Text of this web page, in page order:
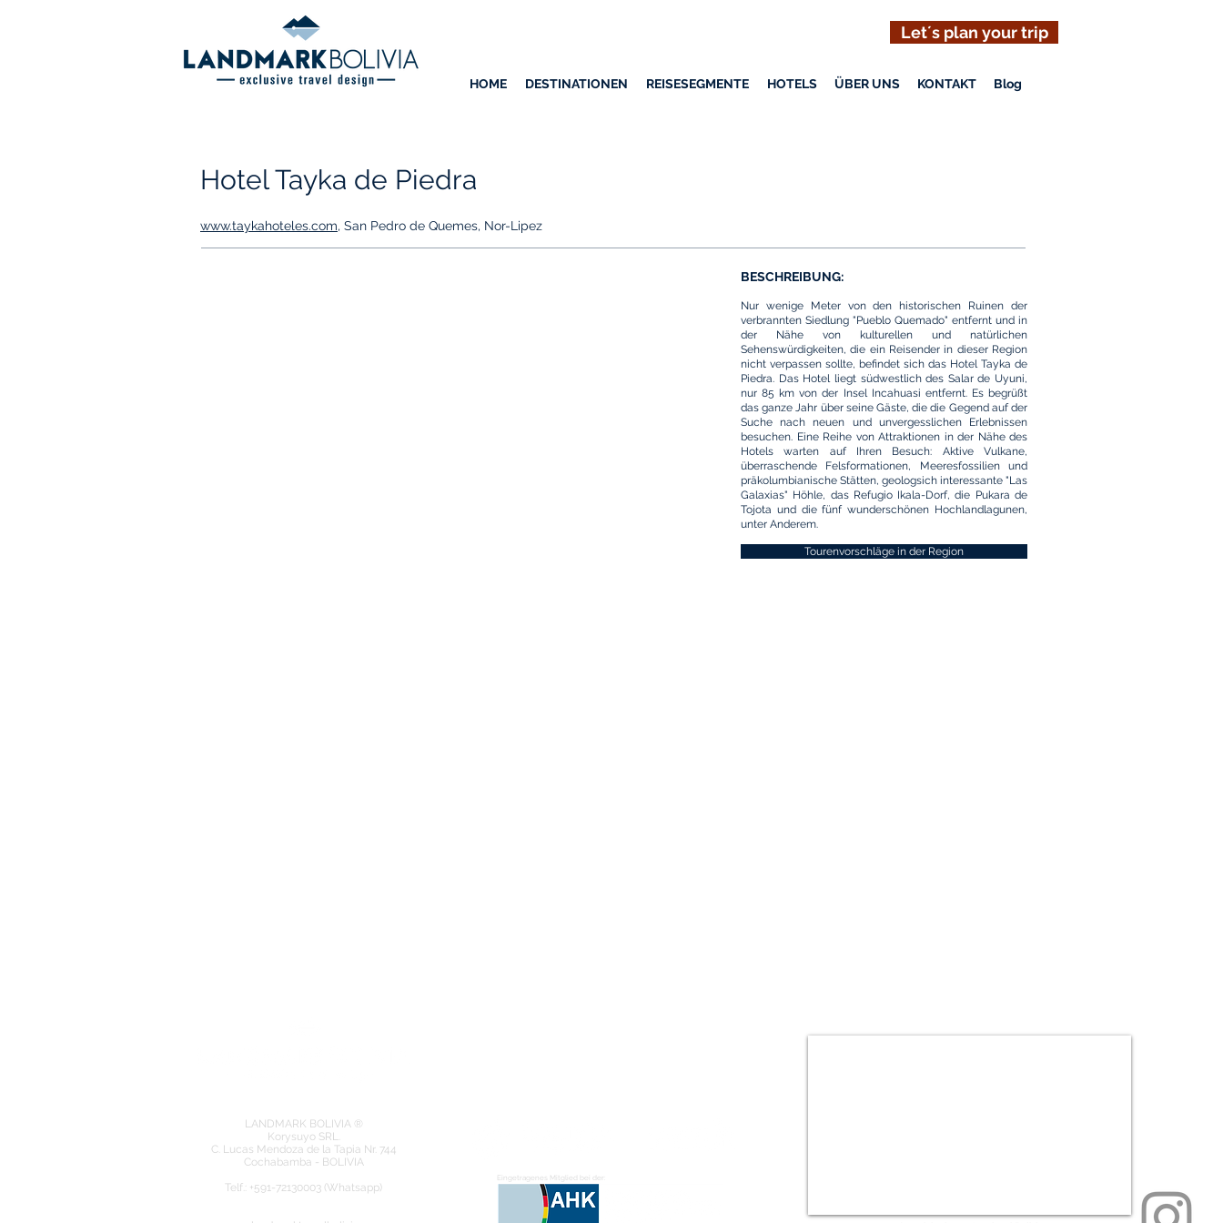
Let´s plan your trip
HOME DESTINATIONEN REISESEGMENTE HOTELS ÜBER UNS KONTAKT Blog
Hotel Tayka de Piedra
www.taykahoteles.com, San Pedro de Quemes, Nor-Lipez
BESCHREIBUNG:
Nur wenige Meter von den historischen Ruinen der
verbrannten Siedlung "Pueblo Quemado" entfernt und in
der Nähe von kulturellen und natürlichen
Sehenswürdigkeiten, die ein Reisender in dieser Region
nicht verpassen sollte, befindet sich das Hotel Tayka de
Piedra. Das Hotel liegt südwestlich des Salar de Uyuni,
nur 85 km von der Insel Incahuasi entfernt. Es begrüßt
das ganze Jahr über seine Gäste, die die Gegend auf der
Suche nach neuen und unvergesslichen Erlebnissen
besuchen. Eine Reihe von Attraktionen in der Nähe des
Hotels warten auf Ihren Besuch: Aktive Vulkane,
überraschende Felsformationen, Meeresfossilien und
präkolumbianische Stätten, geologsich interessante "Las
Galaxias" Höhle, das Refugio Ikala-Dorf, die Pukara de
Tojota und die fünf wunderschönen Hochlandlagunen,
unter Anderem.
Tourenvorschläge in der Region
LANDMARK BOLIVIA ®
Korysuyo SRL.
C. Lucas Mendoza de la Tapia Nr. 744
Cochabamba - BOLIVIA
​Telf.: +591-72130003 (Whatsapp)
Eingetragenes Mitglied bei der: